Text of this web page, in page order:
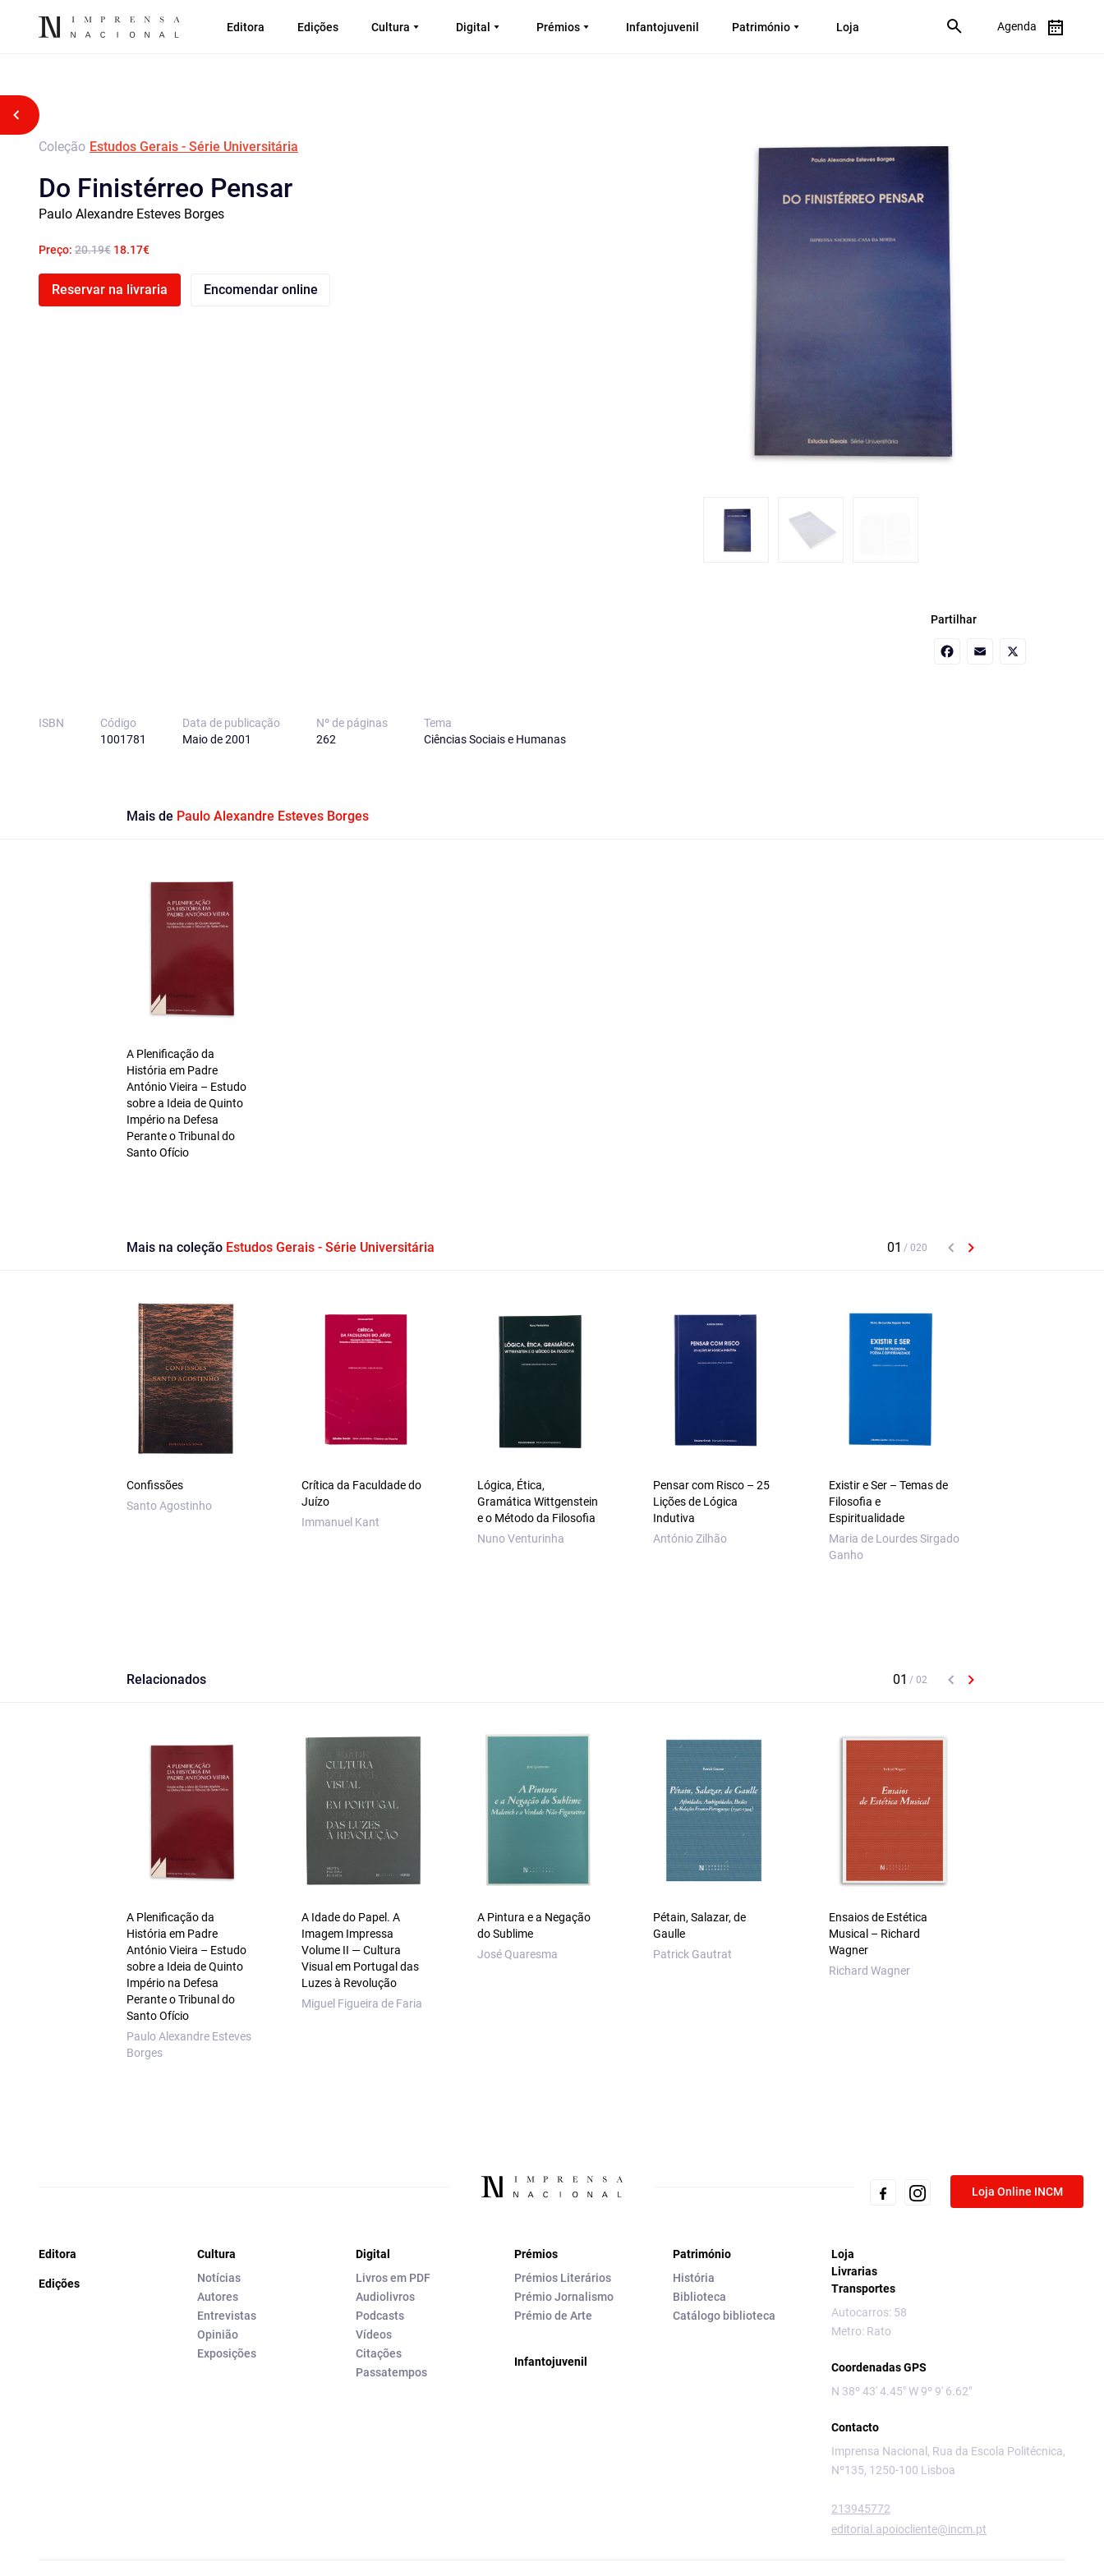
Editora Edições Cultura Digital Prémios Infantojuvenil Património Loja Agenda
Voltar atrás
Coleção Estudos Gerais - Série Universitária
Do Finistérreo Pensar
Paulo Alexandre Esteves Borges
Preço: 20.19€ 18.17€
Reservar na livraria Encomendar online
Partilhar
ISBN
Código
1001781
Data de publicação
Maio de 2001
Nº de páginas
262
Tema
Ciências Sociais e Humanas
Mais de Paulo Alexandre Esteves Borges
A Plenificação da
História em Padre
António Vieira – Estudo
sobre a Ideia de Quinto
Império na Defesa
Perante o Tribunal do
Santo Ofício
Mais na coleção Estudos Gerais - Série Universitária
Confissões
Santo Agostinho
Crítica da Faculdade do
Juízo
Immanuel Kant
Lógica, Ética,
Gramática Wittgenstein
e o Método da Filosofia
Nuno Venturinha
Pensar com Risco – 25
Lições de Lógica
Indutiva
António Zilhão
Existir e Ser – Temas de
Filosofia e
Espiritualidade
Maria de Lourdes Sirgado
Ganho
Relacionados
A Plenificação da
História em Padre
António Vieira – Estudo
sobre a Ideia de Quinto
Império na Defesa
Perante o Tribunal do
Santo Ofício
Paulo Alexandre Esteves
Borges
A Idade do Papel. A
Imagem Impressa
Volume II — Cultura
Visual em Portugal das
Luzes à Revolução
Miguel Figueira de Faria
A Pintura e a Negação
do Sublime
José Quaresma
Pétain, Salazar, de
Gaulle
Patrick Gautrat
Ensaios de Estética
Musical – Richard
Wagner
Richard Wagner
Loja Online INCM
Editora
Edições
Cultura
Notícias
Autores
Entrevistas
Opinião
Exposições
Digital
Livros em PDF
Audiolivros
Podcasts
Vídeos
Citações
Passatempos
Prémios
Prémios Literários
Prémio Jornalismo
Prémio de Arte
Infantojuvenil
Património
História
Biblioteca
Catálogo biblioteca
Loja
Livrarias
Transportes
Autocarros: 58
Metro: Rato
Coordenadas GPS
N 38º 43' 4.45" W 9º 9' 6.62"
Contacto
Imprensa Nacional, Rua da Escola Politécnica,
Nº135, 1250-100 Lisboa
213945772
editorial.apoiocliente@incm.pt